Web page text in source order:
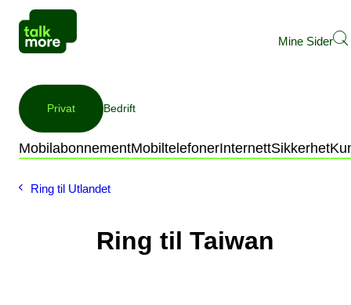
Privat Bedrift
Mine Sider
MobilabonnementMobiltelefonerInternettSikkerhet
Ring til Utlandet
Ring til Taiwan